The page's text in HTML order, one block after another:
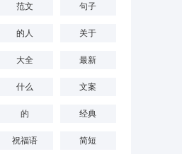
范文 句子
的人 关于
大全 最新
什么 文案
的 经典
祝福语 简短